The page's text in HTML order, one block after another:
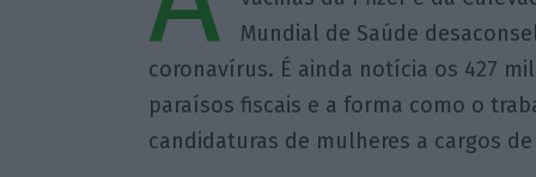
Mundial de Saúde
coronavírus. É ainda notícia os 427
paraísos fiscais e a forma como o
candidaturas de mulheres a cargos